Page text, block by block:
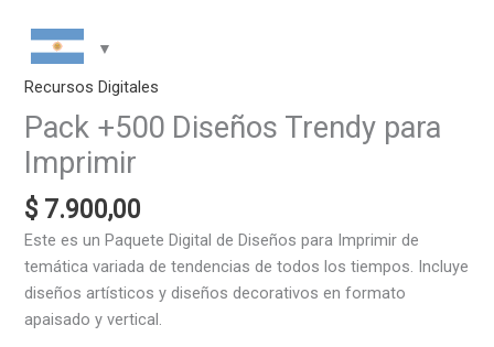
Recursos Digitales
Pack +500 Diseños Trendy para
Imprimir
$ 7.900,00
Este es un Paquete Digital de Diseños para Imprimir de
temática variada de tendencias de todos los tiempos. Incluye
diseños artísticos y diseños decorativos en formato
apaisado y vertical.